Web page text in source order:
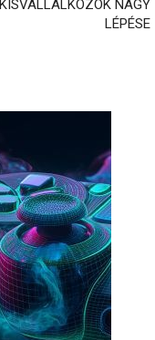
KISVÁLLALKOZÓK NAGY
LÉPÉSE